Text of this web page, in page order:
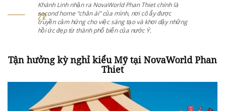
Thiet chính là
cô ấy được
và khơi dậy những
Khánh Linh nhận ra NovaWorld Phan
second home “chân ái” của mình, nơi
truyền cảm hứng cho việc sáng tạo và
hồi ức đẹp từ thành phố biển của nước
Tận hưởng kỳ nghỉ kiểu Mỹ tại NovaWorld Phan
Thiet